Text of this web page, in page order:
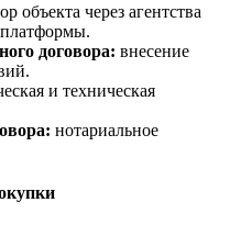
объекта через агентства
договора: внесение
и техническая
нотариальное